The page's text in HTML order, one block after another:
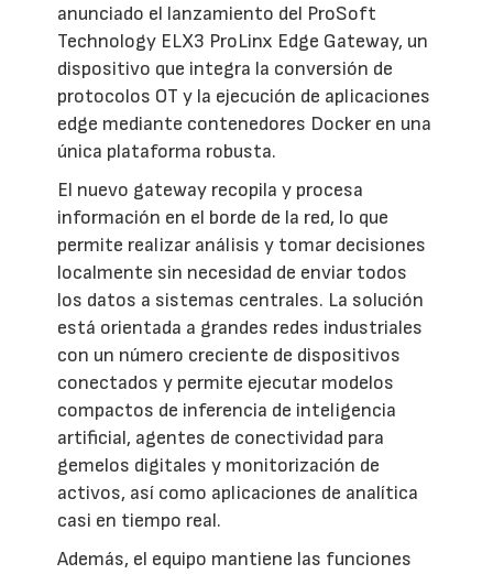
anunciado el lanzamiento del ProSoft
Technology ELX3 ProLinx Edge Gateway, un
dispositivo que integra la conversión de
protocolos OT y la ejecución de aplicaciones
edge mediante contenedores Docker en una
única plataforma robusta.
El nuevo gateway recopila y procesa
información en el borde de la red, lo que
permite realizar análisis y tomar decisiones
localmente sin necesidad de enviar todos
los datos a sistemas centrales. La solución
está orientada a grandes redes industriales
con un número creciente de dispositivos
conectados y permite ejecutar modelos
compactos de inferencia de inteligencia
artificial, agentes de conectividad para
gemelos digitales y monitorización de
activos, así como aplicaciones de analítica
casi en tiempo real.
Además, el equipo mantiene las funciones